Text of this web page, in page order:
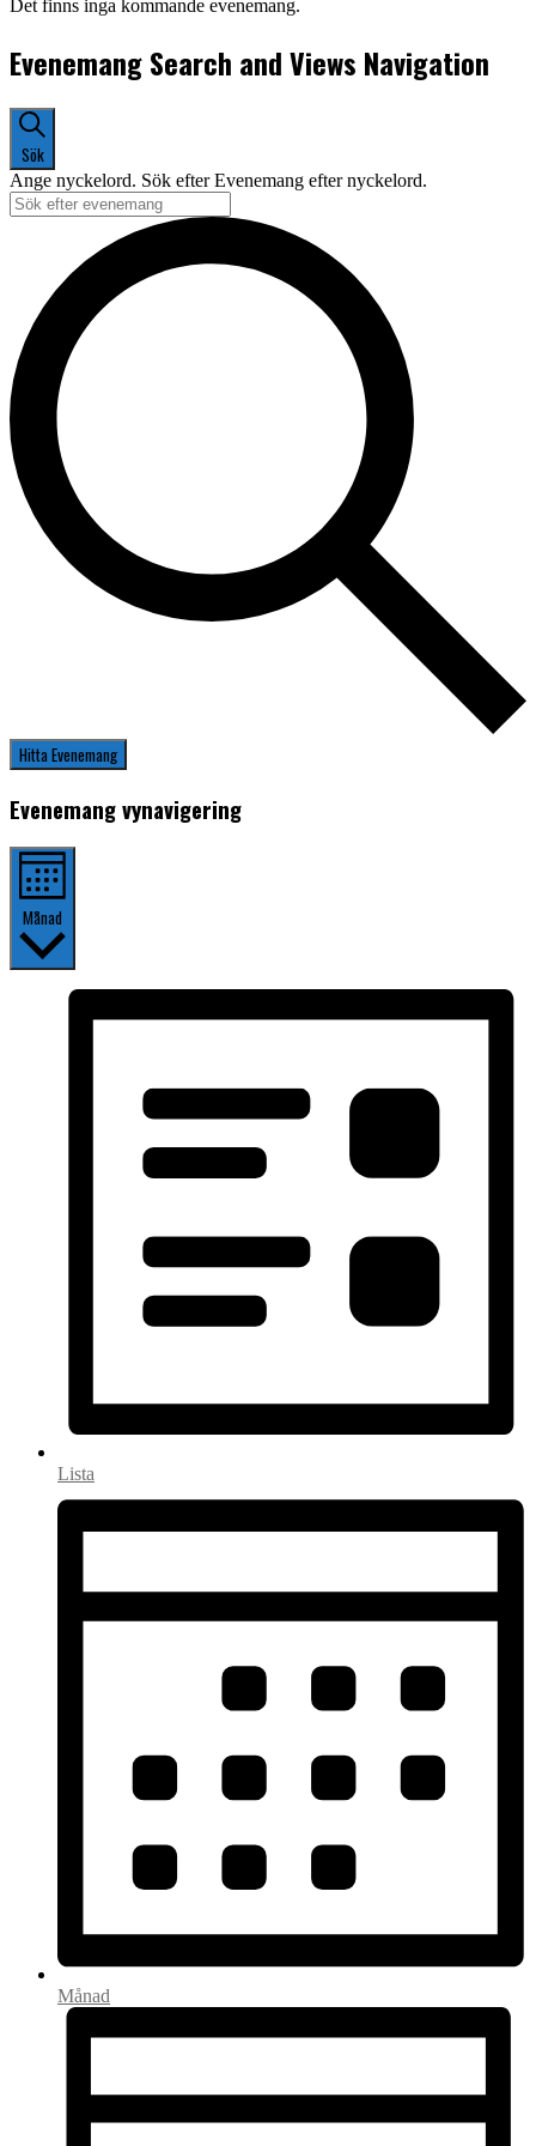
Det finns inga kommande evenemang.
Evenemang Search and Views Navigation
Sök
Ange nyckelord. Sök efter Evenemang efter nyckelord.
Hitta Evenemang
Evenemang vynavigering
Månad
Lista
Månad